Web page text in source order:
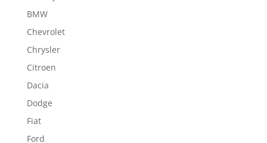
BMW
Chevrolet
Chrysler
Citroen
Dacia
Dodge
Fiat
Ford